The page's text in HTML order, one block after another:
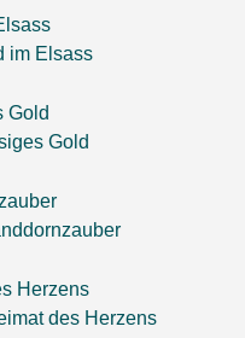
im Elsass
Gold
des Herzens